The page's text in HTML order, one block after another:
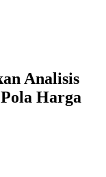
Analisis
Harga